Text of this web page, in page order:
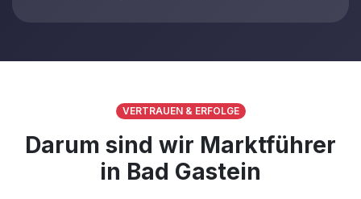
VERTRAUEN & ERFOLGE
Darum sind wir Marktführer
in Bad Gastein